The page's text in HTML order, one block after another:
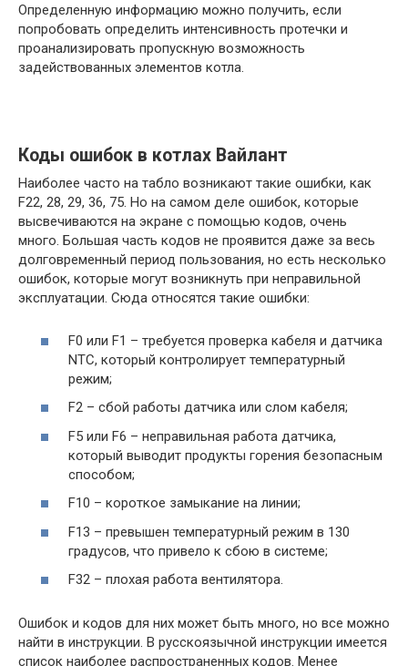
Определенную информацию можно получить, если
попробовать определить интенсивность протечки и
проанализировать пропускную возможность
задействованных элементов котла.
Коды ошибок в котлах Вайлант
Наиболее часто на табло возникают такие ошибки, как
F22, 28, 29, 36, 75. Но на самом деле ошибок, которые
высвечиваются на экране с помощью кодов, очень
много. Большая часть кодов не проявится даже за весь
долговременный период пользования, но есть несколько
ошибок, которые могут возникнуть при неправильной
эксплуатации. Сюда относятся такие ошибки:
F0 или F1 – требуется проверка кабеля и датчика
NTC, который контролирует температурный
режим;
F2 – сбой работы датчика или слом кабеля;
F5 или F6 – неправильная работа датчика,
который выводит продукты горения безопасным
способом;
F10 – короткое замыкание на линии;
F13 – превышен температурный режим в 130
градусов, что привело к сбою в системе;
F32 – плохая работа вентилятора.
Ошибок и кодов для них может быть много, но все можно
найти в инструкции. В русскоязычной инструкции имеется
список наиболее распространенных кодов. Менее